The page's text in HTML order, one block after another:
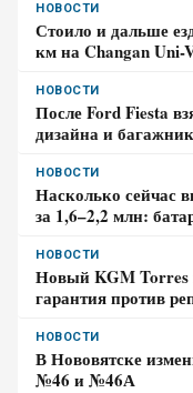
НОВОСТИ
Стоило и дальше
км на Changan Uni-
НОВОСТИ
После Ford Fiesta
дизайна и
НОВОСТИ
Насколько сейчас
за 1,6–2,2 млн:
НОВОСТИ
Новый KGM Torres
гарантия против
НОВОСТИ
В Нововятске
№46 и №46А